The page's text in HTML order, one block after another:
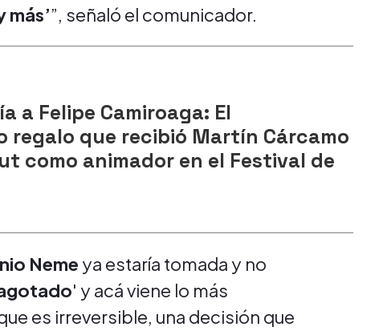
”, señaló el comunicador.
a Felipe Camiroaga: El
regalo que recibió Martín Cárcamo
como animador en el Festival de
Neme ya estaría tomada y no
' y acá viene lo más
es irreversible, una decisión que